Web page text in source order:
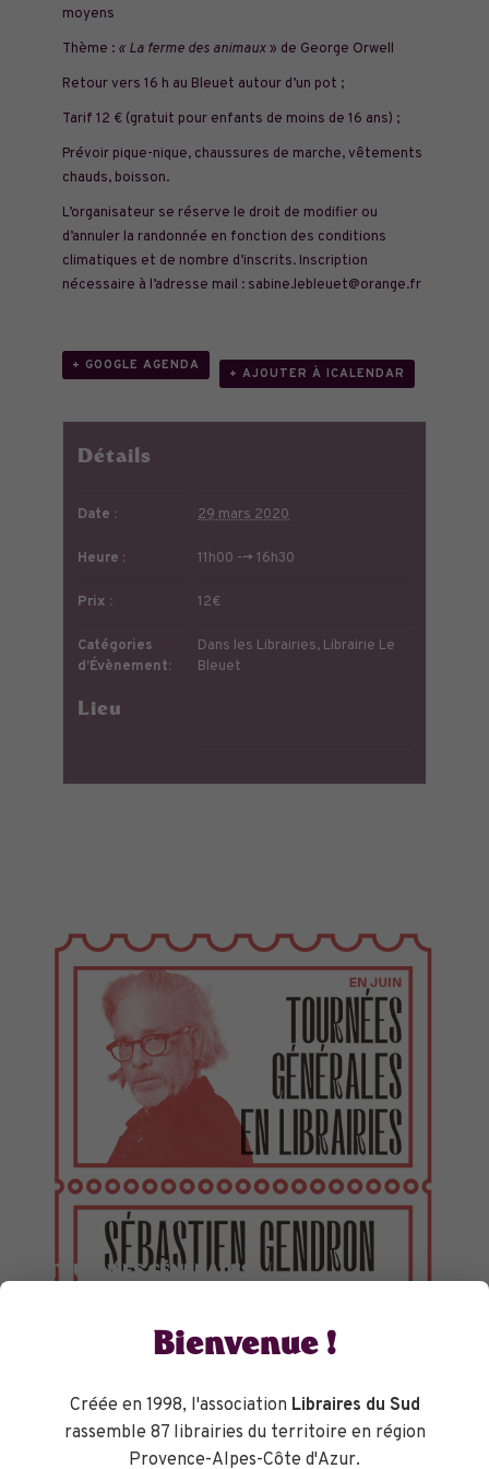
moyens
Thème : « La ferme des animaux» de George Orwell
Retour vers 16 h au Bleuet autour d’un pot ;
Tarif 12 € (gratuit pour enfants de moins de 16 ans) ;
Prévoir pique-nique, chaussures de marche, vêtements
chauds, boisson.
L’organisateur se réserve le droit de modifier ou
d’annuler la randonnée en fonction des conditions
climatiques et de nombre d’inscrits. Inscription
nécessaire à l’adresse mail : sabine.lebleuet@orange.fr
+ GOOGLE AGENDA
+ AJOUTER À ICALENDAR
Détails
Date : 29 mars 2020
Heure : 11h00 --> 16h30
Prix : 12€
Catégories
d’Évènement:
Dans les Librairies, Librairie Le
Bleuet
Lieu
TOURNÉES GÉNÉRALES
Bienvenue !
Créée en 1998, l'association Libraires du Sud
rassemble 87 librairies du territoire en région
Provence-Alpes-Côte d'Azur.